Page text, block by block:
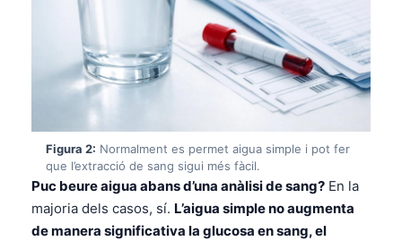
Figura 2: Normalment es permet aigua simple i pot fer
que l’extracció de sang sigui més fàcil.
Puc beure aigua abans d’una anàlisi de sang? En la
majoria dels casos, sí. L’aigua simple no augmenta
de manera significativa la glucosa en sang, el